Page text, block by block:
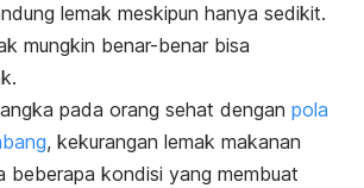
lemak meskipun hanya sedikit.
mungkin benar-benar bisa
pada orang sehat dengan pola
, kekurangan lemak makanan
beberapa kondisi yang membuat